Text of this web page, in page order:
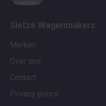
Sietze Wagenmakers
Merken
Over ons
Contact
Privacy policy